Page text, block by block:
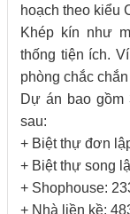
hoạch theo kiểu
Khép kín như
thống tiện ích.
phòng chắc
Dự án bao
sau:
+ Biệt thự đơn
+ Biệt thự song
+ Shophouse:
+ Nhà liền kề: